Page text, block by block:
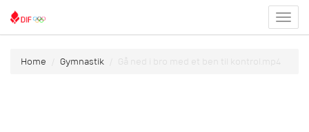
menu
Home Gymnastik Gå ned i bro med et ben til kontrol.mp4